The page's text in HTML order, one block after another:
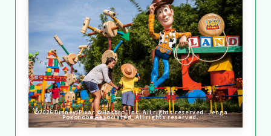
©2026 Disney/Pixar ©Hasbro, Inc. All rights reserved. Jenga
Pokonobe Associated. All rights reserved.